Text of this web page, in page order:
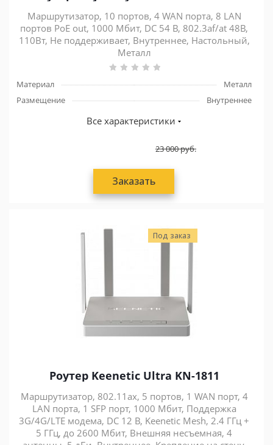
Маршрутизатор, 10 портов, 4 WAN порта, 8 LAN
портов PoE out, 1000 Мбит, DC 54 В, 802.3af/at 48В,
110Вт, Не поддерживает, Внутреннее, Настольный,
Металл
Материал
Металл
Размещение
Внутреннее
Все характеристики
23 000руб.
Заказать
Под заказ
Роутер Keenetic Ultra KN-1811
Маршрутизатор, 802.11ax, 5 портов, 1 WAN порт, 4
LAN порта, 1 SFP порт, 1000 Мбит, Поддержка
3G/4G/LTE модема, DC 12 В, Keenetic Mesh, 2.4 ГГц +
5 ГГц, до 2600 Мбит, Внешняя несъемная, 4